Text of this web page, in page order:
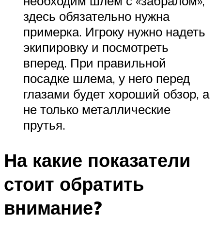
здесь обязательно нужна
примерка. Игроку нужно надеть
экипировку и посмотреть
вперед. При правильной
посадке шлема, у него перед
глазами будет хороший обзор, а
не только металлические
прутья.
На какие показатели
стоит обратить
внимание?